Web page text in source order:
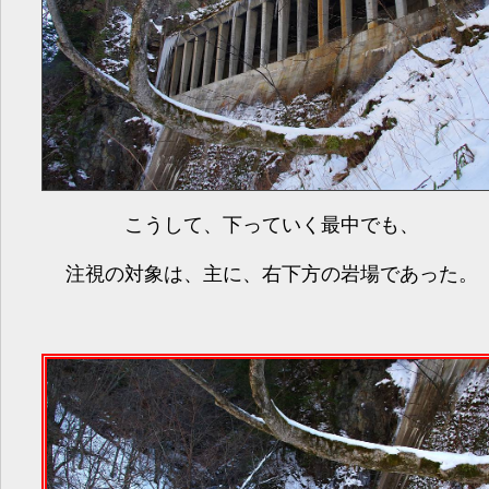
こうして、下っていく最中でも、
注視の対象は、主に、右下方の岩場であった。